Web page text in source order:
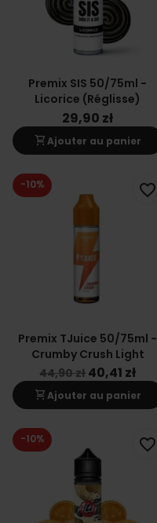
Premix SIS 50/75ml -
Licorice (Réglisse)
29,90 zł
shopping_cartAjouter au panier
Premix TJuice 50/75ml -
Crumby Crush Light
44,90 zł 40,41 zł
shopping_cartAjouter au panier
-10% favorite_border
-10% favorite_border